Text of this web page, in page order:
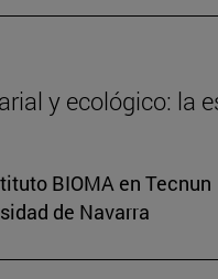
y ecológico: la
BIOMA en Tecnun
de Navarra